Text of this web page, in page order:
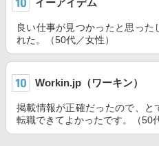
良い仕事が見つかったと思っ
れた。（50代／女性）
Workin.jp（ワーキン）
掲載情報が正確だったので、と
転職できてよかったです。（50